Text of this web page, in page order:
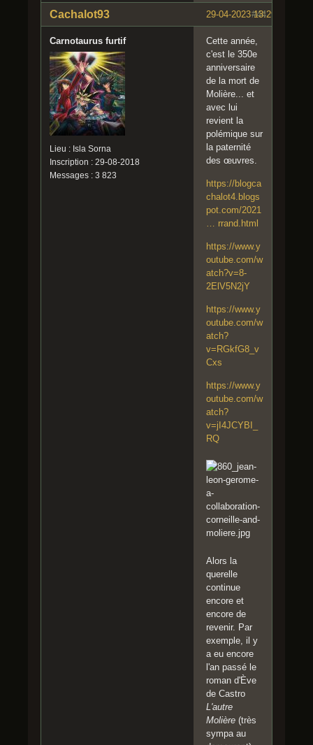
#44
29-04-2023 13:29:32
Cachalot93
Carnotaurus furtif
Lieu : Isla Sorna
Inscription : 29-08-2018
Messages : 3 823
Cette année,
c'est le 350e
anniversaire
de la mort de
Molière... et
avec lui
revient la
polémique sur
la paternité
des œuvres.
https://blogca
chalot4.blogs
pot.com/2021
… rrand.html
https://www.y
outube.com/w
atch?v=8-
2ElV5N2jY
https://www.y
outube.com/w
atch?
v=RGkfG8_v
Cxs
https://www.y
outube.com/w
atch?
v=jI4JCYBI_
RQ
Alors la
querelle
continue
encore et
encore de
revenir. Par
exemple, il y
a eu encore
l'an passé le
roman d'Ève
de Castro
L'autre
Molière (très
sympa au